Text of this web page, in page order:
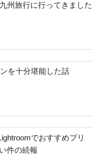
州旅行に行ってきました
を十分堪能した話
でおすすめプリ
件の続報